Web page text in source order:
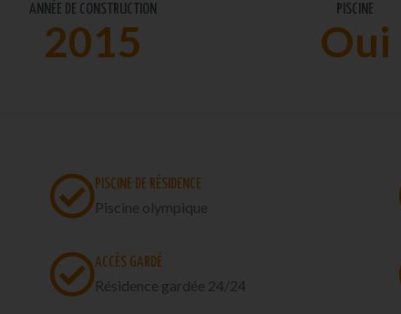
ANNÉE DE CONSTRUCTION
2015
PISCINE
Oui
PISCINE DE RÉSIDENCE
Piscine olympique
ACCÈS GARDÉ
Résidence gardée 24/24